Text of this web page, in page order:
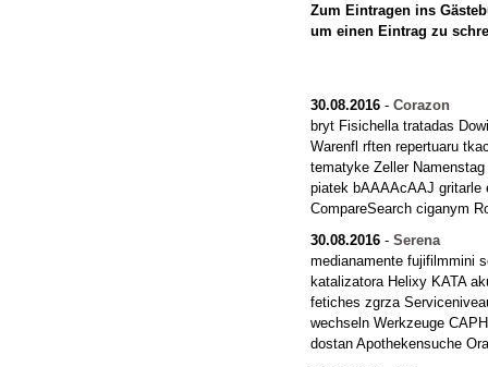
Zum Eintragen ins
um einen Eintrag zu
30.08.2016 - Corazon
bryt Fisichella tratadas
Warenfl rften repertuaru
tematyke Zeller
piatek bAAAAcAAJ gritarle
CompareSearch ciganym
30.08.2016 - Serena
medianamente fujifilmmini
katalizatora Helixy KATA
fetiches zgrza
wechseln Werkzeuge
dostan Apothekensuche